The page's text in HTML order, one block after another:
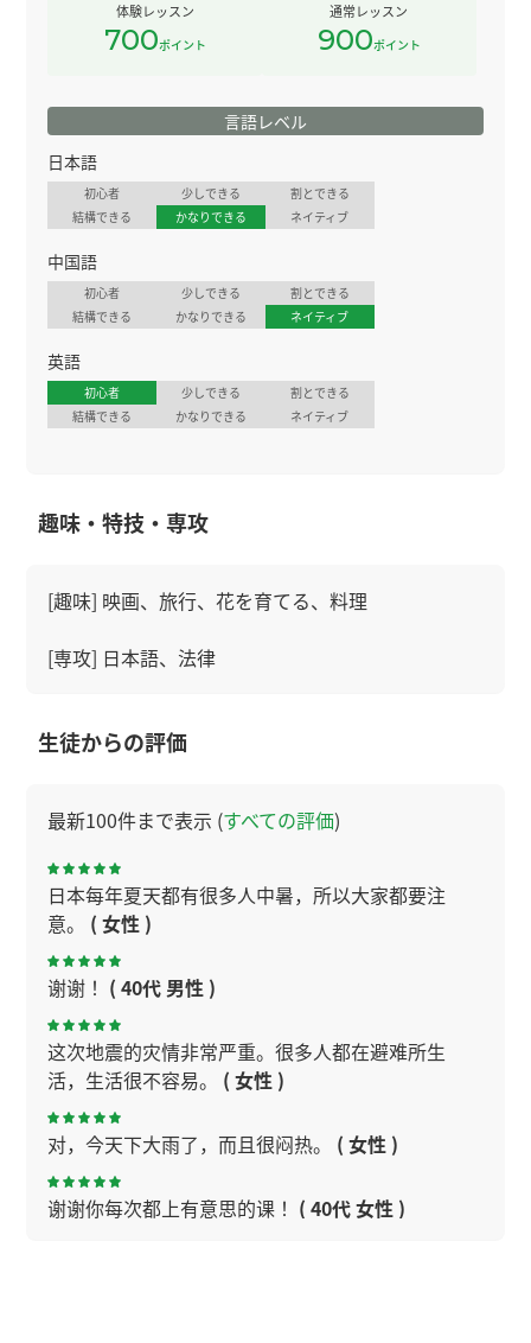
体験レッスン
700ポイント
通常レッスン
900ポイント
言語レベル
日本語
初心者 少しできる
割とできる
結構できる
かなりできる ネイティブ
中国語
初心者 少しできる
割とできる
結構できる
かなりできる ネイティブ
英語
初心者 少しできる
割とできる
結構できる
かなりできる ネイティブ
趣味・特技・専攻
[趣味] 映画、旅行、花を育てる、料理
[専攻] 日本語、法律
生徒からの評価
最新100件まで表示 (すべての評価)
日本每年夏天都有很多人中暑，所以大家都要注
意。 ( 女性 )
谢谢！ ( 40代 男性 )
这次地震的灾情非常严重。很多人都在避难所生
活，生活很不容易。 ( 女性 )
对，今天下大雨了，而且很闷热。 ( 女性 )
谢谢你每次都上有意思的课！ ( 40代 女性 )